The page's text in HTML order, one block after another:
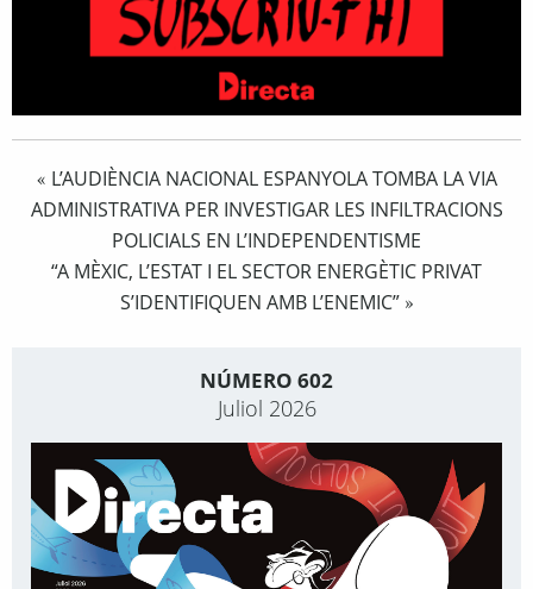
« L’AUDIÈNCIA NACIONAL ESPANYOLA TOMBA LA VIA
ADMINISTRATIVA PER INVESTIGAR LES INFILTRACIONS
POLICIALS EN L’INDEPENDENTISME
“A MÈXIC, L’ESTAT I EL SECTOR ENERGÈTIC PRIVAT
S’IDENTIFIQUEN AMB L’ENEMIC” »
NÚMERO 602
Juliol 2026